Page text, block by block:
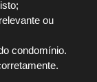
ou
condomínio.